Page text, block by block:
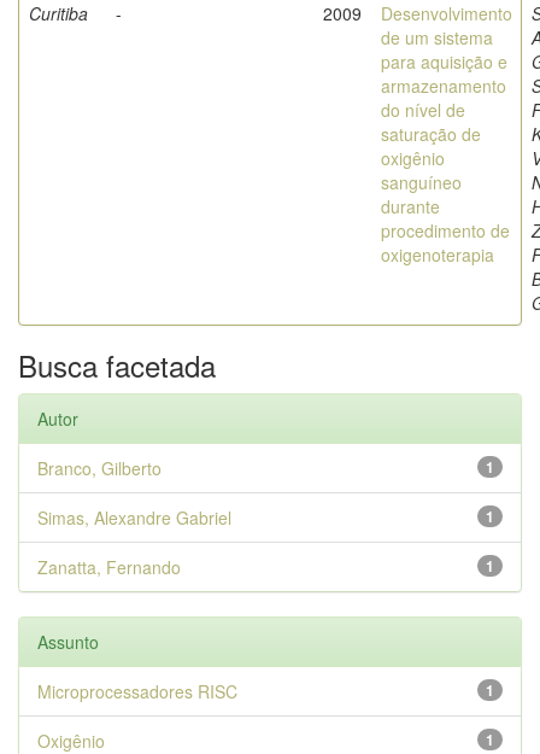
Curitiba - 2009
Desenvolvimento
de um sistema
para aquisição e
armazenamento
do nível de
saturação de
oxigênio
sanguíneo
durante
procedimento de
oxigenoterapia
Busca facetada
Autor
1
Branco, Gilberto
1
Simas, Alexandre Gabriel
1
Zanatta, Fernando
Assunto
1
Microprocessadores RISC
1
Oxigênio